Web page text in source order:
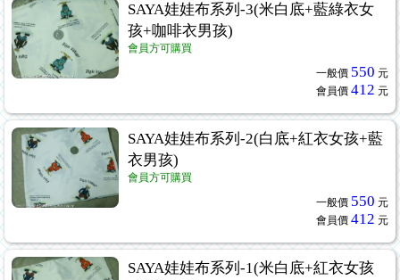
SAYA娃娃布系列-3(米白底+藍綠衣女
孩+咖啡衣男孩)
會員方可購買
一般價 550 元
會員價 412 元
SAYA娃娃布系列-2(白底+紅衣女孩+藍
衣男孩)
會員方可購買
一般價 550 元
會員價 412 元
SAYA娃娃布系列-1(米白底+紅衣女孩